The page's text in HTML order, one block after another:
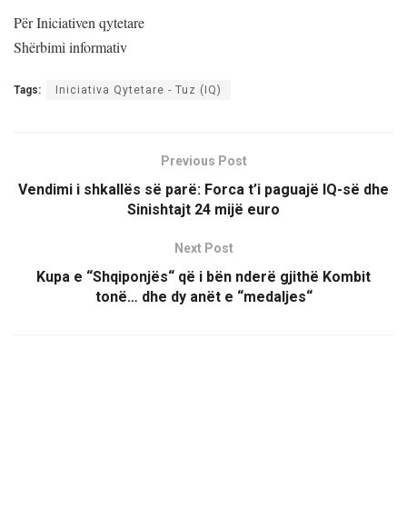
Për Iniciativen qytetare
Shërbimi informativ
Tags: Iniciativa Qytetare - Tuz (IQ)
Previous Post
Vendimi i shkallës së parë: Forca t’i paguajë IQ-së dhe
Sinishtajt 24 mijë euro
Next Post
Kupa e “Shqiponjës“ që i bën nderë gjithë Kombit
tonë… dhe dy anët e “medaljes“